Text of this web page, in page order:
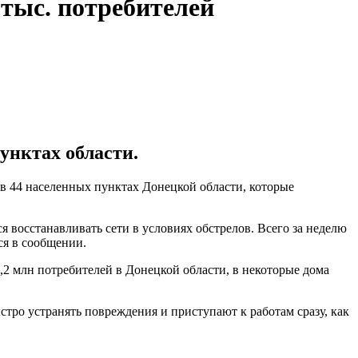
потребителей
области.
44 населенных пунктах Донецкой области, которые
сети в условиях обстрелов. Всего за неделю
в сообщении.
млн потребителей в Донецкой области, в некоторые дома
устранять повреждения и приступают к работам сразу, как